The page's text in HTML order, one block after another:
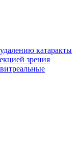
катаракты
зрения